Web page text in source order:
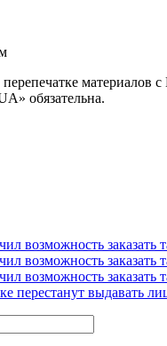
материалов
обязательна.
возможность заказать
возможность заказать
возможность заказать
перестанут выдавать